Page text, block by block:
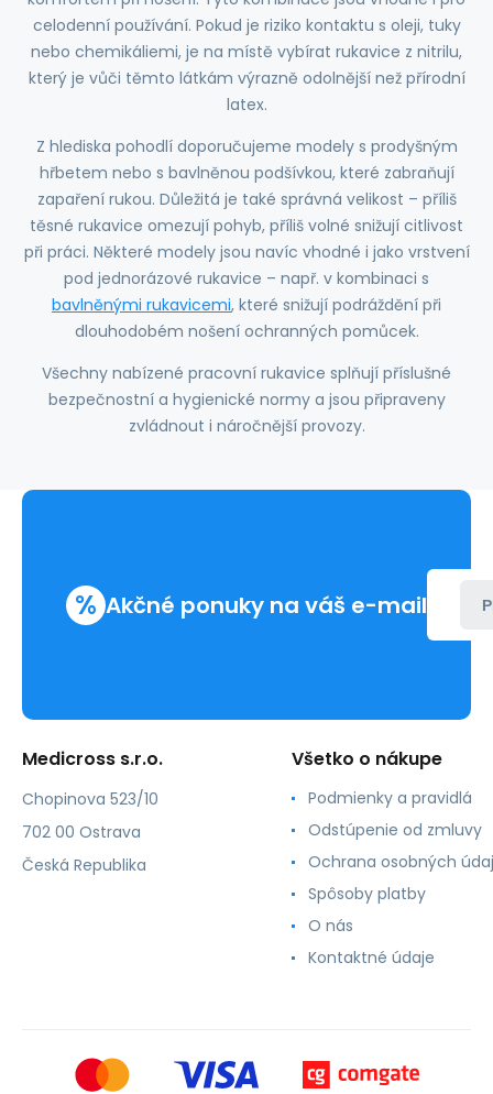
celodenní používání. Pokud je riziko kontaktu s oleji, tuky
nebo chemikáliemi, je na místě vybírat rukavice z nitrilu,
který je vůči těmto látkám výrazně odolnější než přírodní
latex.
Z hlediska pohodlí doporučujeme modely s prodyšným
hřbetem nebo s bavlněnou podšívkou, které zabraňují
zapaření rukou. Důležitá je také správná velikost – příliš
těsné rukavice omezují pohyb, příliš volné snižují citlivost
při práci. Některé modely jsou navíc vhodné i jako vrstvení
pod jednorázové rukavice – např. v kombinaci s
bavlněnými rukavicemi, které snižují podráždění při
dlouhodobém nošení ochranných pomůcek.
Všechny nabízené pracovní rukavice splňují příslušné
bezpečnostní a hygienické normy a jsou připraveny
zvládnout i náročnější provozy.
% Akčné ponuky na váš e-mail
Medicross s.r.o.
Chopinova 523/10
702 00 Ostrava
Česká Republika
Všetko o nákupe
Podmienky a pravidlá
Odstúpenie od zmluvy
Ochrana osobných
Spôsoby platby
O nás
Kontaktné údaje